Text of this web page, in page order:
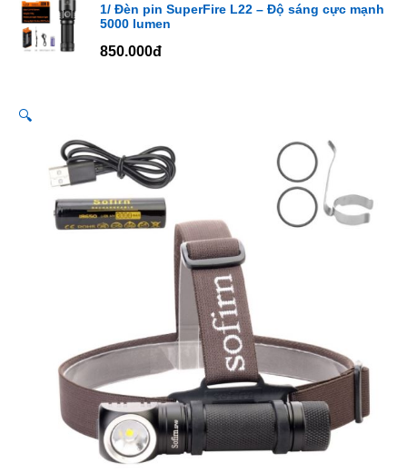
1/ Đèn pin SuperFire L22 – Độ sáng cực mạnh
5000 lumen
850.000đ
🔍